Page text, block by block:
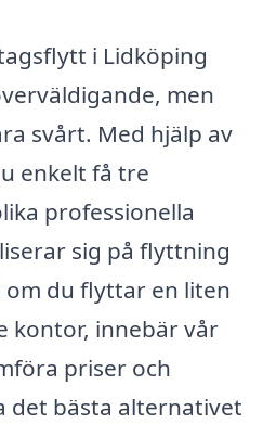
i Lidköping
men
svårt. Med hjälp av
enkelt få tre
professionella
sig på flyttning
du flyttar en liten
kontor, innebär vår
priser och
bästa alternativet